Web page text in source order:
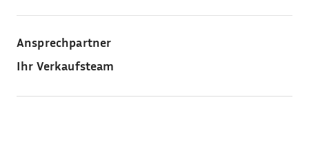
Ansprechpartner
Ihr Verkaufsteam